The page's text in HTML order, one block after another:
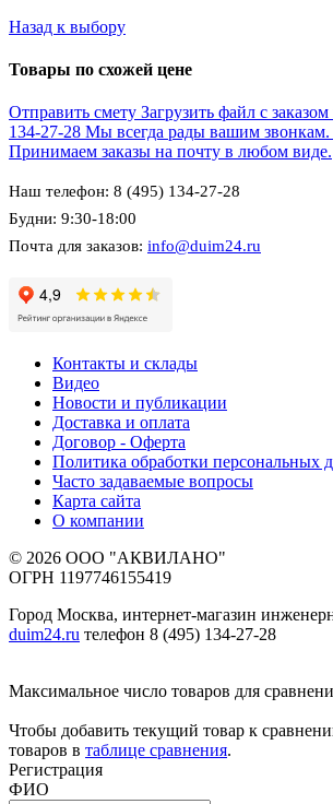
Назад к выбору
Товары по схожей цене
Отправить смету Загрузить файл с
134-27-28 Мы всегда рады вашим звонкам.
Принимаем заказы на почту в любом виде.
Наш телефон: 8 (495) 134-27-28
Будни: 9:30-18:00
Почта для заказов: info@duim24.ru
Контакты и склады
Видео
Новости и публикации
Доставка и оплата
Договор - Оферта
Политика обработки персональных
Часто задаваемые вопросы
Карта сайта
О компании
© 2026 ООО "АКВИЛАНО"
ОГРН 1197746155419
Город Москва, интернет-магазин
duim24.ru телефон 8 (495) 134-27-28
Максимальное число товаров для
Чтобы добавить текущий товар к
товаров в таблице сравнения.
Регистрация
ФИО